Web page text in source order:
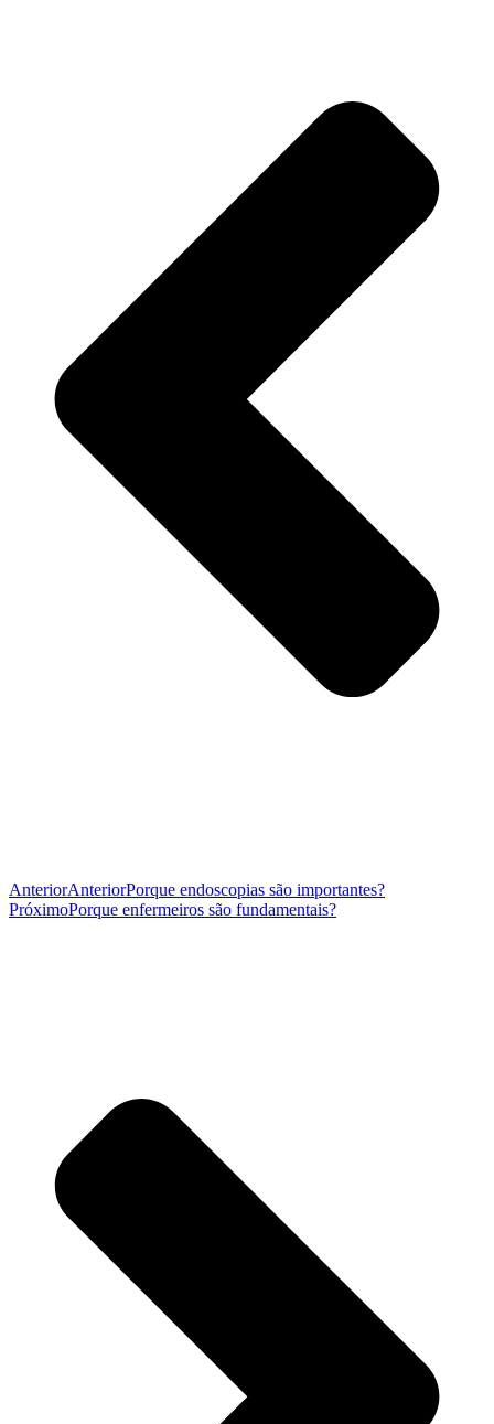
AnteriorAnteriorPorque endoscopias são importantes?
PróximoPorque enfermeiros são fundamentais?